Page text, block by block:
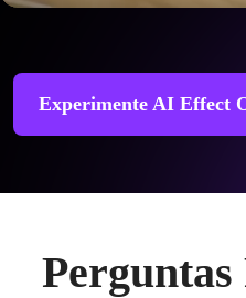
Experimente AI Effect
Perguntas